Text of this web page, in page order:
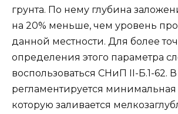
грунта. По нему глубина
на 20% меньше, чем уровень
данной местности. Для более
определения этого параметра
воспользоваться СНиП II-Б.1-62.
регламентируется минимальная
которую заливается